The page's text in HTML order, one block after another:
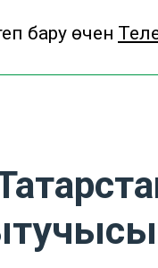
бару өчен